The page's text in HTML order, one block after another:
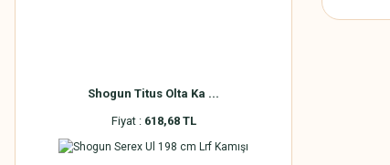
Shogun Titus Olta Ka ...
Fiyat : 618,68 TL